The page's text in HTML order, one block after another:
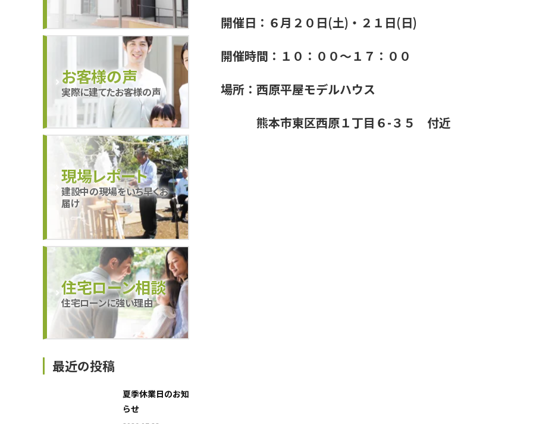
開催日：６月２０日(土)・２１日(日)
開催時間：１０：００～１７：００
場所：西原平屋モデルハウス
熊本市東区西原１丁目６-３５ 付近
お客様の声
実際に建てたお客様の声
現場レポート
建設中の現場をいち早くお
届け
住宅ローン相談
住宅ローンに強い理由
最近の投稿
夏季休業日のお知
らせ